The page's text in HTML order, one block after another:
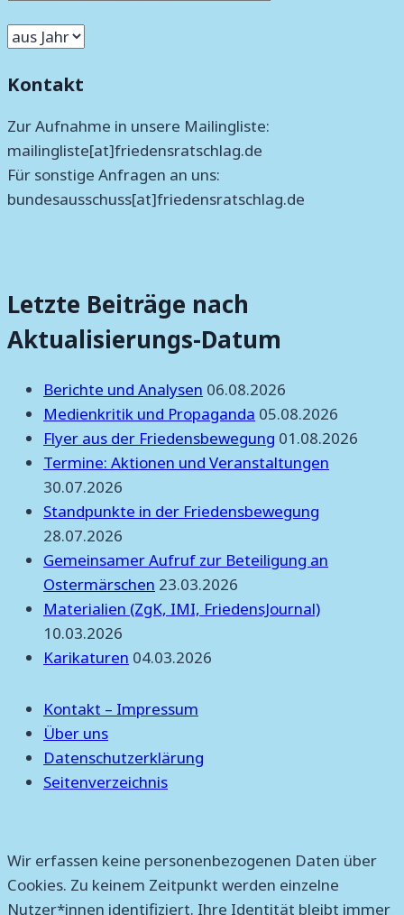
Kontakt
Zur Aufnahme in unsere Mailingliste:
mailingliste[at]friedensratschlag.de
Für sonstige Anfragen an uns:
bundesausschuss[at]friedensratschlag.de
Letzte Beiträge nach
Aktualisierungs-Datum
Berichte und Analysen 06.08.2026
Medienkritik und Propaganda 05.08.2026
Flyer aus der Friedensbewegung 01.08.2026
Termine: Aktionen und Veranstaltungen
30.07.2026
Standpunkte in der Friedensbewegung
28.07.2026
Gemeinsamer Aufruf zur Beteiligung an
Ostermärschen 23.03.2026
Materialien (ZgK, IMI, FriedensJournal)
10.03.2026
Karikaturen 04.03.2026
Kontakt – Impressum
Über uns
Datenschutzerklärung
Seitenverzeichnis
Wir erfassen keine personenbezogenen Daten über
Cookies. Zu keinem Zeitpunkt werden einzelne
Nutzer*innen identifiziert. Ihre Identität bleibt immer